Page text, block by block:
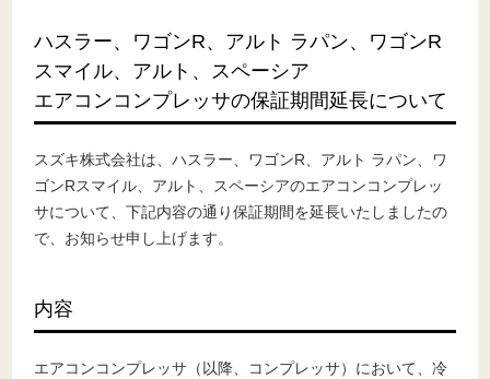
ハスラー、ワゴンR、アルト ラパン、ワゴンR
スマイル、アルト、スペーシア
エアコンコンプレッサの保証期間延長について
スズキ株式会社は、ハスラー、ワゴンR、アルト ラパン、ワ
ゴンRスマイル、アルト、スペーシアのエアコンコンプレッ
サについて、下記内容の通り保証期間を延長いたしましたの
で、お知らせ申し上げます。
内容
エアコンコンプレッサ（以降、コンプレッサ）において、冷